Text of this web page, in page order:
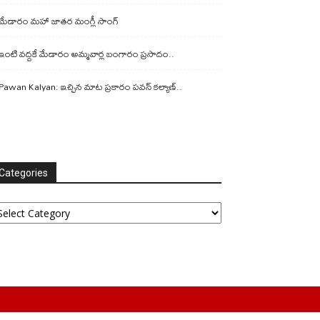
మహా జాతర మంగ్లీ సాంగ్
వద్దకే మేడారం అమ్మవార్ల బంగారం ప్రసాదం..
Kalyan: ఇచ్చిన మాట ప్రకారం పవన్ కల్యాణ్..